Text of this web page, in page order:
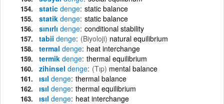
static denge static balance
statik denge static balance
sınırlı denge conditional stability
tabii denge (Biyoloji) natural equilibrium
termal denge heat interchange
termik denge thermal equilibrium
zihinsel denge (Tıp) mental balance
ısıl denge thermal balance
ısıl denge thermal equilibrium
ısıl denge heat interchange